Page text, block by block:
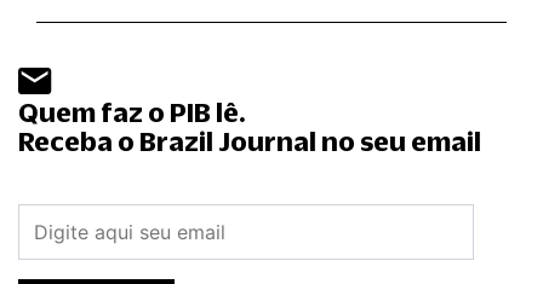
Quem faz o PIB lê.
Receba o Brazil Journal no seu email